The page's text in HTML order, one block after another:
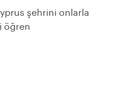
şehrini onlarla
öğren